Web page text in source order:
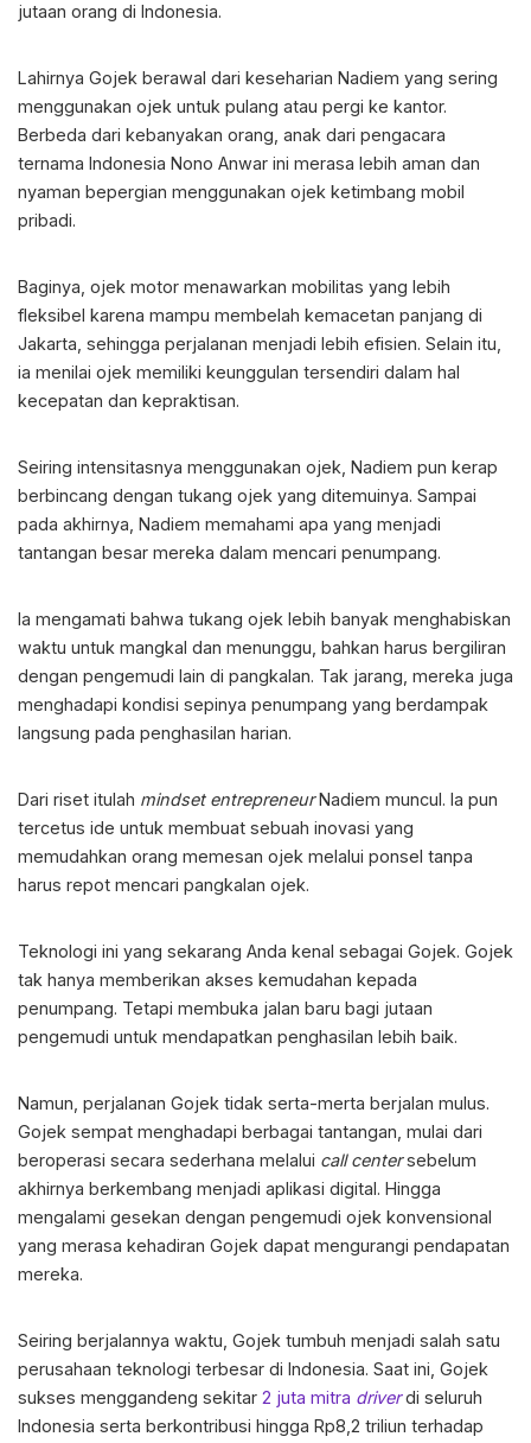
jutaan orang di Indonesia.
Lahirnya Gojek berawal dari keseharian Nadiem yang sering
menggunakan ojek untuk pulang atau pergi ke kantor.
Berbeda dari kebanyakan orang, anak dari pengacara
ternama Indonesia Nono Anwar ini merasa lebih aman dan
nyaman bepergian menggunakan ojek ketimbang mobil
pribadi.
Baginya, ojek motor menawarkan mobilitas yang lebih
fleksibel karena mampu membelah kemacetan panjang di
Jakarta, sehingga perjalanan menjadi lebih efisien. Selain itu,
ia menilai ojek memiliki keunggulan tersendiri dalam hal
kecepatan dan kepraktisan.
Seiring intensitasnya menggunakan ojek, Nadiem pun kerap
berbincang dengan tukang ojek yang ditemuinya. Sampai
pada akhirnya, Nadiem memahami apa yang menjadi
tantangan besar mereka dalam mencari penumpang.
Ia mengamati bahwa tukang ojek lebih banyak menghabiskan
waktu untuk mangkal dan menunggu, bahkan harus bergiliran
dengan pengemudi lain di pangkalan. Tak jarang, mereka juga
menghadapi kondisi sepinya penumpang yang berdampak
langsung pada penghasilan harian.
Dari riset itulah mindset entrepreneurNadiem muncul. Ia pun
tercetus ide untuk membuat sebuah inovasi yang
memudahkan orang memesan ojek melalui ponsel tanpa
harus repot mencari pangkalan ojek.
Teknologi ini yang sekarang Anda kenal sebagai Gojek. Gojek
tak hanya memberikan akses kemudahan kepada
penumpang. Tetapi membuka jalan baru bagi jutaan
pengemudi untuk mendapatkan penghasilan lebih baik.
Namun, perjalanan Gojek tidak serta-merta berjalan mulus.
Gojek sempat menghadapi berbagai tantangan, mulai dari
beroperasi secara sederhana melalui call centersebelum
akhirnya berkembang menjadi aplikasi digital. Hingga
mengalami gesekan dengan pengemudi ojek konvensional
yang merasa kehadiran Gojek dapat mengurangi pendapatan
mereka.
Seiring berjalannya waktu, Gojek tumbuh menjadi salah satu
perusahaan teknologi terbesar di Indonesia. Saat ini, Gojek
sukses menggandeng sekitar 2 juta mitra driverdi seluruh
Indonesia serta berkontribusi hingga Rp8,2 triliun terhadap